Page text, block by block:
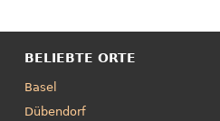
BELIEBTE ORTE
Basel
Dübendorf